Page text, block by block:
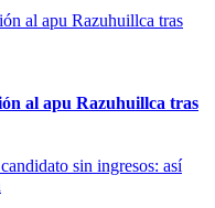
al apu Razuhuillca tras